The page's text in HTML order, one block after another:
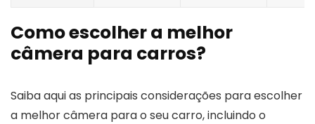
Como escolher a melhor
câmera para carros?
Saiba aqui as principais considerações para escolher
a melhor câmera para o seu carro, incluindo o